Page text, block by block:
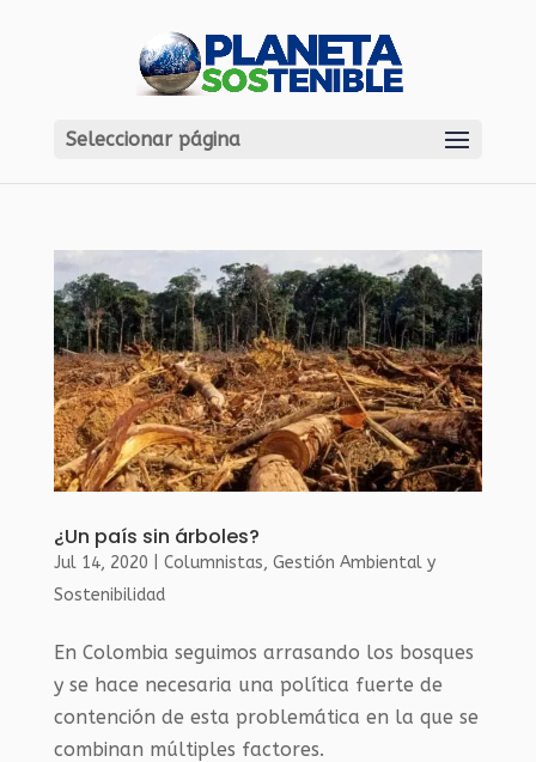
Seleccionar página
¿Un país sin árboles?
Jul 14, 2020 Columnistas, Gestión Ambiental y
Sostenibilidad
En Colombia seguimos arrasando los bosques
y se hace necesaria una política fuerte de
contención de esta problemática en la que se
combinan múltiples factores.